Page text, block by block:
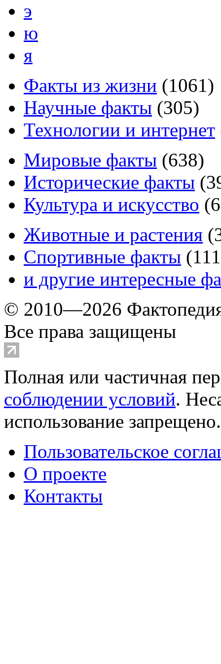
э
ю
я
Факты из жизни (1061)
Научные факты (305)
Технологии и интернет
Мировые факты (638)
Исторические факты (
Культура и искусство (
Животные и растения (
Спортивные факты (111
и другие интересные
© 2010—2026
Все права защищены
Полная или частичная
соблюдении условий.
использование
Пользовательское
О проекте
Контакты